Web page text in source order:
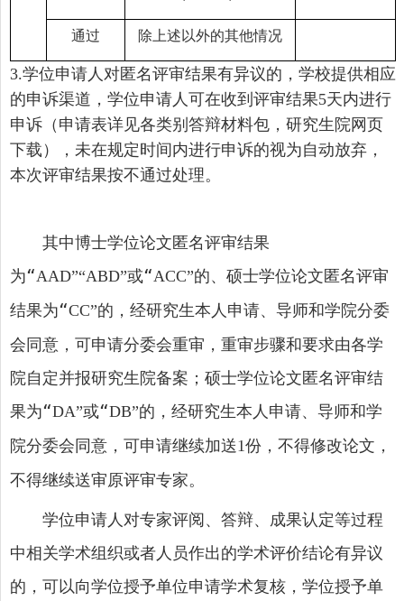
通过 除上述以外的其他情况
3.学位申请人对匿名评审结果有异议的，学校提供相应
的申诉渠道，学位申请人可在收到评审结果5天内进行
申诉（申请表详见各类别答辩材料包，研究生院网页
下载），未在规定时间内进行申诉的视为自动放弃，
本次评审结果按不通过处理。
其中博士学位论文匿名评审结果
为“AAD”“ABD”或“ACC”的、硕士学位论文匿名评审
结果为“CC”的，经研究生本人申请、导师和学院分委
会同意，可申请分委会重审，重审步骤和要求由各学
院自定并报研究生院备案；硕士学位论文匿名评审结
果为“DA”或“DB”的，经研究生本人申请、导师和学
院分委会同意，可申请继续加送1份，不得修改论文，
不得继续送审原评审专家。
学位申请人对专家评阅、答辩、成果认定等过程
中相关学术组织或者人员作出的学术评价结论有异议
的，可以向学位授予单位申请学术复核，学位授予单